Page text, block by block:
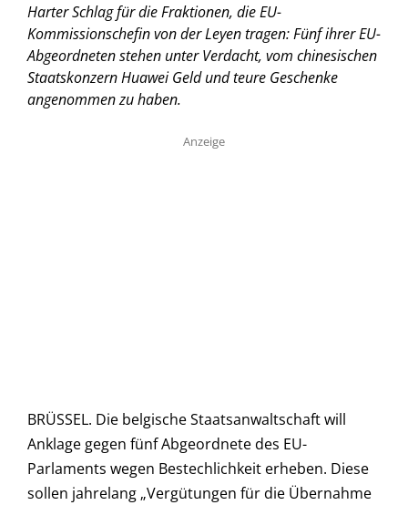
Harter Schlag für die Fraktionen, die EU-
Kommissionschefin von der Leyen tragen: Fünf ihrer EU-
Abgeordneten stehen unter Verdacht, vom chinesischen
Staatskonzern Huawei Geld und teure Geschenke
angenommen zu haben.
Anzeige
BRÜSSEL. Die belgische Staatsanwaltschaft will
Anklage gegen fünf Abgeordnete des EU-
Parlaments wegen Bestechlichkeit erheben. Diese
sollen jahrelang „Vergütungen für die Übernahme